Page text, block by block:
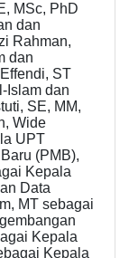
MSc, PhD
dan
Rahman,
dan
ST
Islam dan
SE, MM,
Wide
UPT
(PMB),
Kepala
Data
MT sebagai
Kepala
Kepala